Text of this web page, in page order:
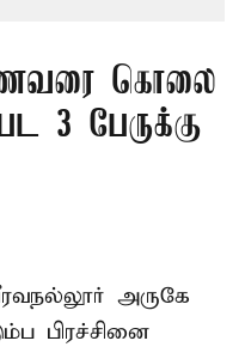
கணவரை கொலை
3 பேருக்கு
அருகே
பிரச்சினை